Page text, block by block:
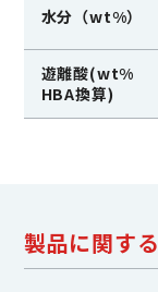
水分（wt%）
遊離酸(wt%
HBA換算)
製品に関す